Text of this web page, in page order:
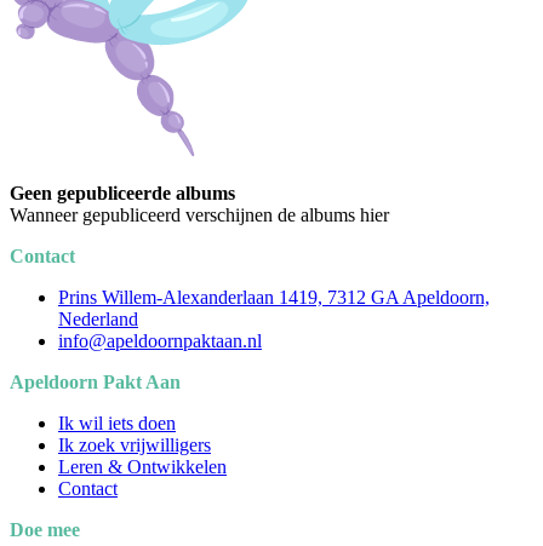
Geen gepubliceerde albums
Wanneer gepubliceerd verschijnen de albums hier
Contact
Prins Willem-Alexanderlaan 1419, 7312 GA Apeldoorn,
Nederland
info@apeldoornpaktaan.nl
Apeldoorn Pakt Aan
Ik wil iets doen
Ik zoek vrijwilligers
Leren & Ontwikkelen
Contact
Doe mee